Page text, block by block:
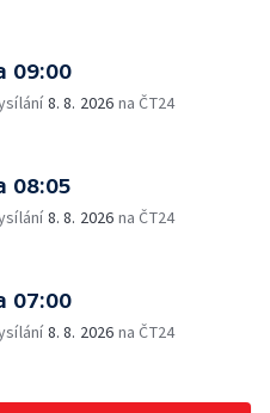
09:00
8. 8. 2026 na ČT24
08:05
8. 8. 2026 na ČT24
07:00
8. 8. 2026 na ČT24